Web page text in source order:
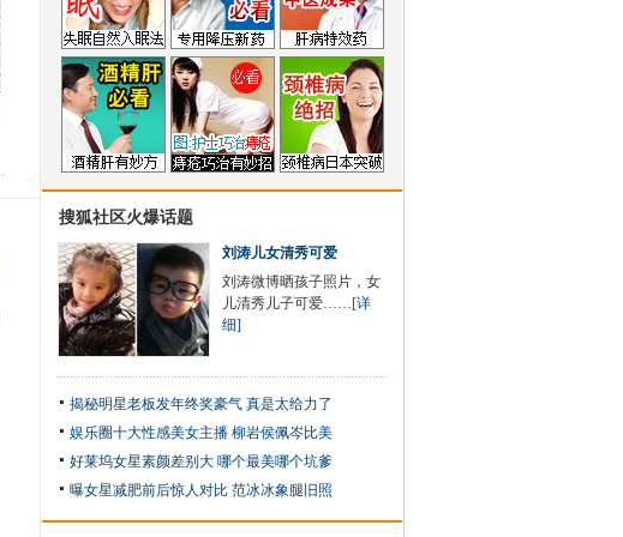
搜狐社区火爆话题
刘涛儿女清秀可爱
刘涛微博晒孩子照片，女
儿清秀儿子可爱……[详
细]
揭秘明星老板发年终奖豪气 真是太给力了
娱乐圈十大性感美女主播 柳岩侯佩岑比美
好莱坞女星素颜差别大 哪个最美哪个坑爹
曝女星减肥前后惊人对比 范冰冰象腿旧照